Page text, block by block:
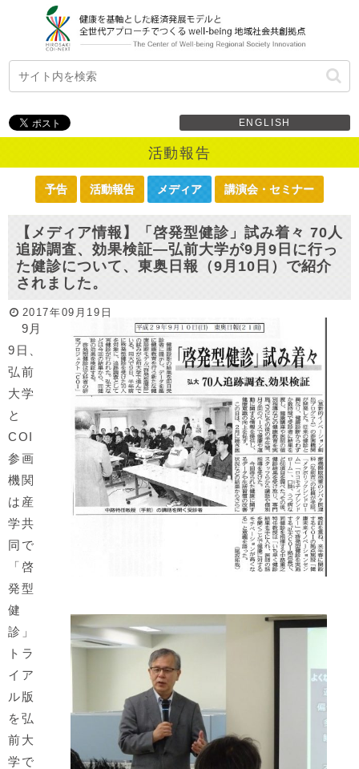
ENGLISH
活動報告
予告 活動報告 メディア 講演会・セミナー
【メディア情報】「啓発型健診」試み着々 70人
追跡調査、効果検証―弘前大学が9月9日に行っ
た健診について、東奥日報（9月10日）で紹介
されました。
2017年09月19日
9月
9日、
弘前
大学
と
COI
参画
機関
は産
学共
同で
「啓
発型
健
診」
トラ
イア
ル版
を弘
前大
学で